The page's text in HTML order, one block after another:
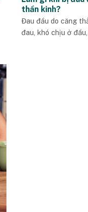
thần kinh?
Đau đầu do căng
đau, khó chịu ở